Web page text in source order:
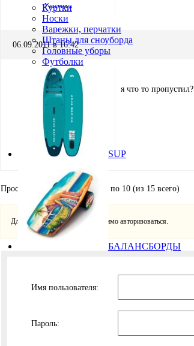
Куртки
Носки
Варежки, перчатки
Штаны для сноуборда
Головные уборы
Футболки
SUP
БАЛАНСБОРДЫ
Участник
06.09.2011 в 16:42
Игорь Кремнёв
Хранитель
я что то пропустил?
Просмотр 10 сообщений - с 1 по 10 (из 15 всего)
Для ответа в этой теме необходимо авторизоваться.
Имя пользователя:
Пароль: